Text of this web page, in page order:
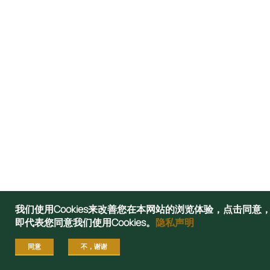
我们使用Cookies来改善您在本网站的浏览体验，点击同意
即代表您同意我们使用Cookies。 隐私声明
同意 不，谢谢